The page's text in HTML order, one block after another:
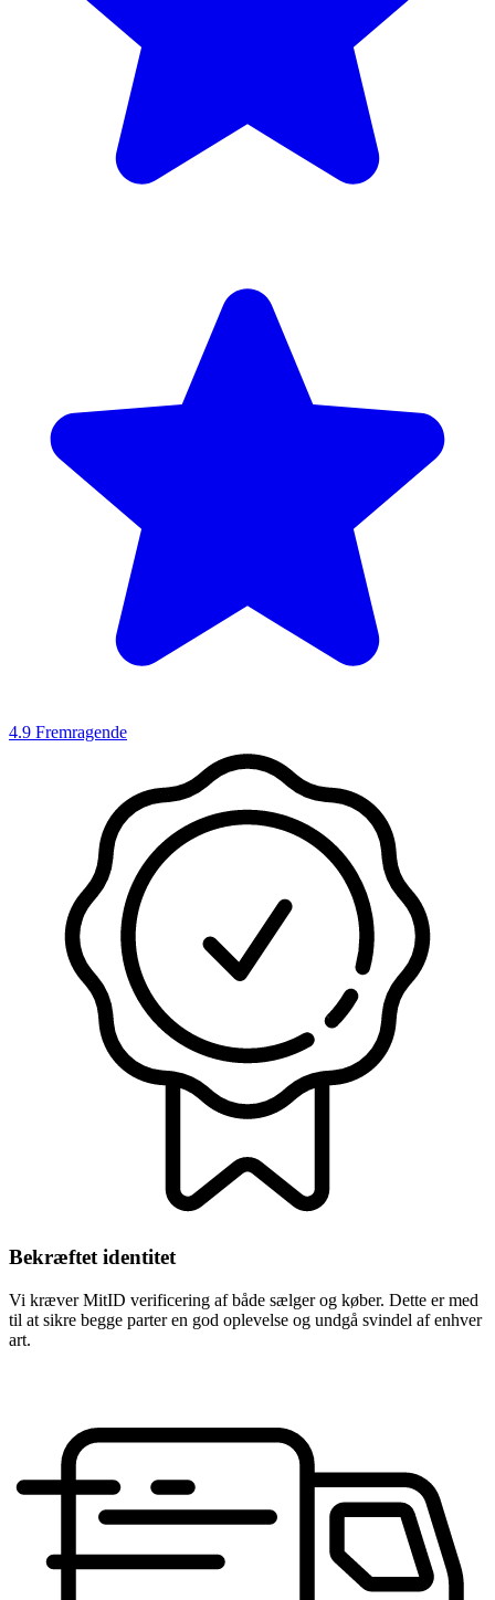
4.9 Fremragende
Bekræftet identitet
Vi kræver MitID verificering af både sælger og køber. Dette er med
til at sikre begge parter en god oplevelse og undgå svindel af enhver
art.